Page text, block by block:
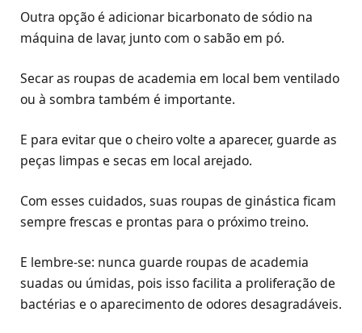
Outra opção é adicionar bicarbonato de sódio na
máquina de lavar, junto com o sabão em pó.
Secar as roupas de academia em local bem ventilado
ou à sombra também é importante.
E para evitar que o cheiro volte a aparecer, guarde as
peças limpas e secas em local arejado.
Com esses cuidados, suas roupas de ginástica ficam
sempre frescas e prontas para o próximo treino.
E lembre-se: nunca guarde roupas de academia
suadas ou úmidas, pois isso facilita a proliferação de
bactérias e o aparecimento de odores desagradáveis.